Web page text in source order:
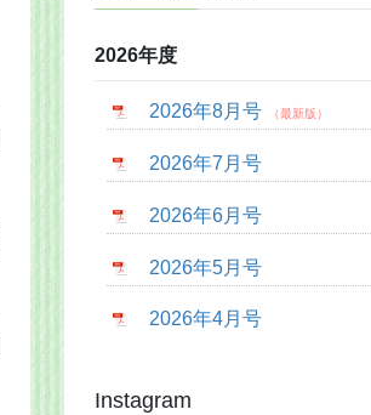
2026年度
2026年8月号
2026年7月号
2026年6月号
2026年5月号
2026年4月号
Instagram